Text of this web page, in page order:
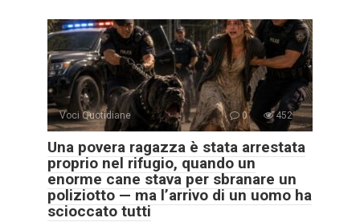
Voci Quotidiane 0 452
Una povera ragazza è stata arrestata
proprio nel rifugio, quando un
enorme cane stava per sbranare un
poliziotto — ma l’arrivo di un uomo ha
scioccato tutti